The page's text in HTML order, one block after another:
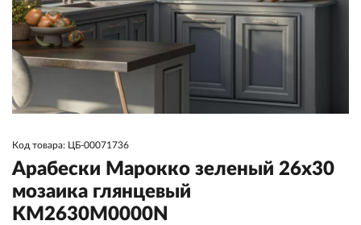
Код товара: ЦБ-00071736
Арабески Марокко зеленый 26x30
мозаика глянцевый
KM2630M0000N